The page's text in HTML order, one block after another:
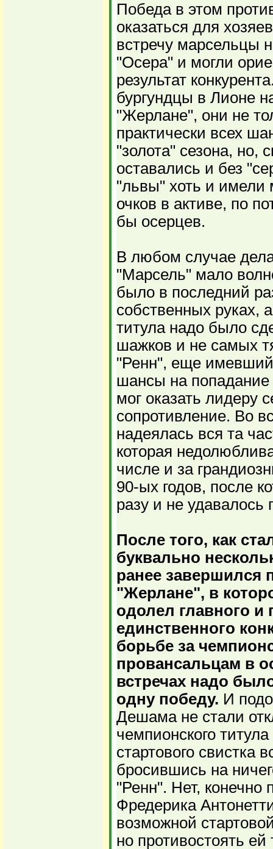
Победа в этом
оказаться для
встречу марсельцы
"Осера" и могли
результат
бургундцы в Лионе
"Жерлане", они не
практически всех
"золота" сезона, но,
оставались и без
"львы" хоть и имели
очков в активе, по
бы осерцев.
В любом случае
"Марсель" мало
было в последний
собственных руках,
титула надо было
шажков и не самых
"Ренн", еще имевший
шансы на попадание
мог оказать лидеру
сопротивление. Во
надеялась вся та
которая
числе и за
90-ых годов, после
разу и не удавалось
После того, как
буквально
ранее завершился
"Жерлане", в
одолел главного и
единственного
борьбе за
провансальцам в
встречах надо
одну победу. И
Дешама не стали
чемпионского
стартового свистка
бросившись на
"Ренн". Нет, конечно
Фредерика
возможной
но противостоять